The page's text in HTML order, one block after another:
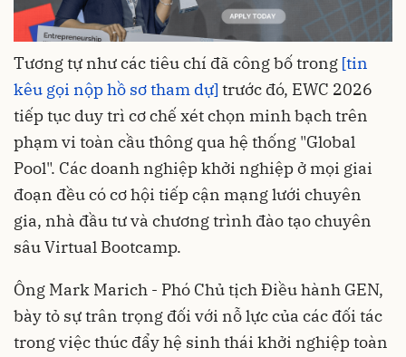
Tương tự như các tiêu chí đã công bố trong [tin
kêu gọi nộp hồ sơ tham dự] trước đó, EWC 2026
tiếp tục duy trì cơ chế xét chọn minh bạch trên
phạm vi toàn cầu thông qua hệ thống "Global
Pool". Các doanh nghiệp khởi nghiệp ở mọi giai
đoạn đều có cơ hội tiếp cận mạng lưới chuyên
gia, nhà đầu tư và chương trình đào tạo chuyên
sâu Virtual Bootcamp.
Ông Mark Marich - Phó Chủ tịch Điều hành GEN,
bày tỏ sự trân trọng đối với nỗ lực của các đối tác
trong việc thúc đẩy hệ sinh thái khởi nghiệp toàn